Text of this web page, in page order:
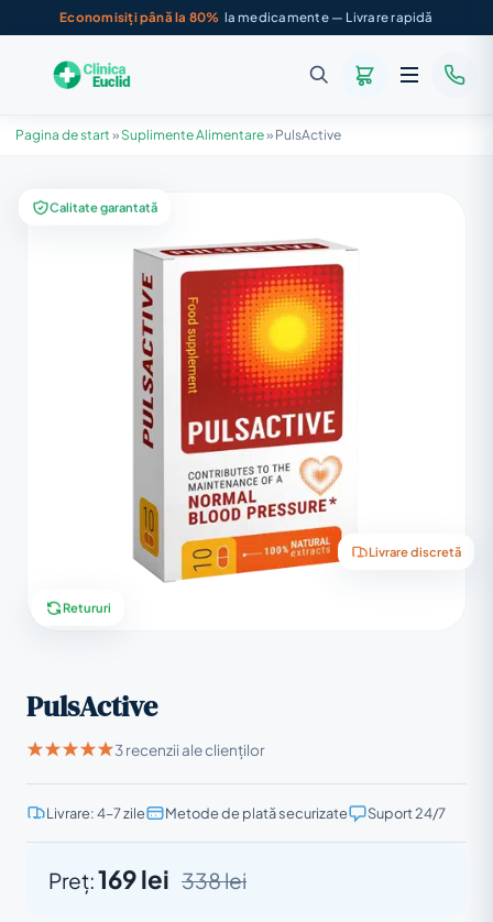
Economisiți până la 80% la medicamente — Livrare rapidă
Pagina de start » Suplimente Alimentare» PulsActive
Calitate garantată
Livrare discretă
Retururi
PulsActive
3 recenzii ale clienților
Livrare: 4–7 zile Metode de plată securizate Suport 24/7
Preț:169 lei 338 lei